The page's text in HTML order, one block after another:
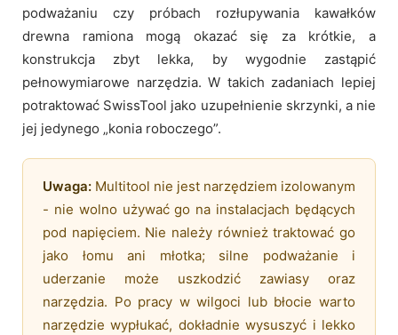
podważaniu czy próbach rozłupywania kawałków
drewna ramiona mogą okazać się za krótkie, a
konstrukcja zbyt lekka, by wygodnie zastąpić
pełnowymiarowe narzędzia. W takich zadaniach lepiej
potraktować SwissTool jako uzupełnienie skrzynki, a nie
jej jedynego „konia roboczego”.
Uwaga: Multitool nie jest narzędziem izolowanym
- nie wolno używać go na instalacjach będących
pod napięciem. Nie należy również traktować go
jako łomu ani młotka; silne podważanie i
uderzanie może uszkodzić zawiasy oraz
narzędzia. Po pracy w wilgoci lub błocie warto
narzędzie wypłukać, dokładnie wysuszyć i lekko